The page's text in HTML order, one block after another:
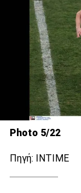
Photo 5/22
Πηγή: ΙΝΤΙΜΕ